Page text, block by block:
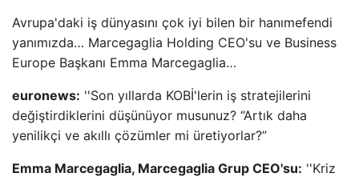
Avrupa'daki iş dünyasını çok iyi bilen bir hanımefendi
yanımızda… Marcegaglia Holding CEO'su ve Business
Europe Başkanı Emma Marcegaglia…
euronews: ''Son yıllarda KOBİ'lerin iş stratejilerini
değiştirdiklerini düşünüyor musunuz? “Artık daha
yenilikçi ve akıllı çözümler mi üretiyorlar?”
Emma Marcegaglia, Marcegaglia Grup CEO'su: ''Kriz